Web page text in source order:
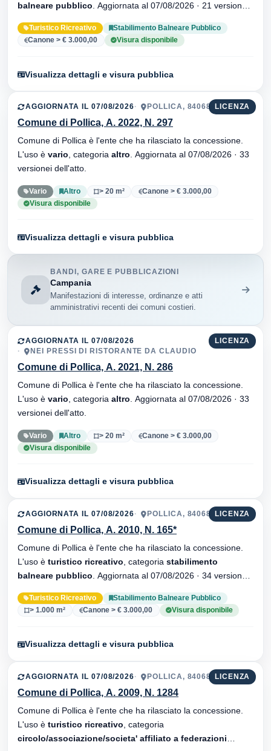
balneare pubblico
Turistico Ricreativo
Stabilimento Balneare Pubblico
Canone > € 3.000,00
Visura disponibile
Visualizza dettagli e visura pubblica
LICENZA
AGGIORNATA IL 07/08/2026 POLLICA, 84068
Comune di Pollica, A. 2022, N. 297
Comune di Pollica è l'ente che ha rilasciato la concessione.
L'uso è vario , categoria altro
versionei dell'atto.
Vario Altro > 20 m²
Canone > € 3.000,00
Visura disponibile
Visualizza dettagli e visura pubblica
BANDI, GARE E PUBBLICAZIONI
Campania
Manifestazioni di interesse, ordinanze e atti
amministrativi recenti dei comuni costieri.
LICENZA
AGGIORNATA IL 07/08/2026
NEI PRESSI DI RISTORANTE DA CLAUDIO
Comune di Pollica, A. 2021, N. 286
Comune di Pollica è l'ente che ha rilasciato la concessione.
L'uso è vario , categoria altro
versionei dell'atto.
Vario Altro > 20 m²
Canone > € 3.000,00
Visura disponibile
Visualizza dettagli e visura pubblica
LICENZA
AGGIORNATA IL 07/08/2026 POLLICA, 84068
Comune di Pollica, A. 2010, N. 165*
Comune di Pollica è l'ente che ha rilasciato la concessione.
L'uso è turistico ricreativo , categoria stabilimento
balneare pubblico
Turistico Ricreativo
Stabilimento Balneare Pubblico
> 1.000 m²
Canone > € 3.000,00 Visura disponibile
Visualizza dettagli e visura pubblica
LICENZA
AGGIORNATA IL 07/08/2026 POLLICA, 84068
Comune di Pollica, A. 2009, N. 1284
Comune di Pollica è l'ente che ha rilasciato la concessione.
L'uso è turistico ricreativo , categoria
circolo/associazione/societa' affiliato a federazioni